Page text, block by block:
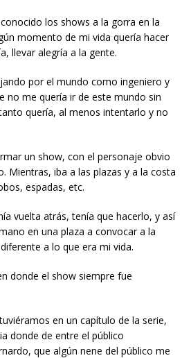
los shows a la gorra en la
momento de mi vida quería hacer
llevar alegría a la gente.
por el mundo como ingeniero y
no me quería ir de este mundo sin
quería, al menos intentarlo y no
un show, con el personaje obvio
Mientras, iba a las plazas y a la costa
espadas, etc.
vuelta atrás, tenía que hacerlo, y así
en una plaza a convocar a la
a lo que era mi vida.
donde el show siempre fue
en un capítulo de la serie,
donde de entre el público
que algún nene del público me